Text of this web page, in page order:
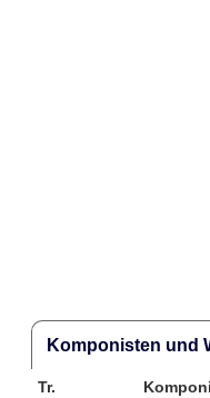
Komponisten und
Tr.